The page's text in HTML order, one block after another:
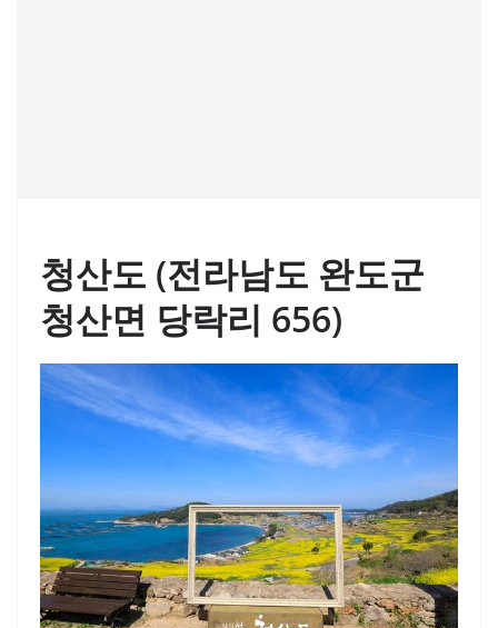
청산도 (전라남도 완도군
청산면 당락리 656)